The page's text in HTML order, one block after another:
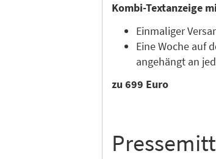
Kombi-Textanzeige
Einmaliger
Eine Woche auf
angehängt an
zu 699 Euro